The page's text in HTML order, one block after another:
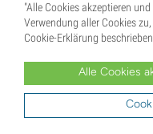
"Alle Cookies akzeptieren
Verwendung aller Cookies
Cookie-Erklärung beschrieben
Alle Cookies